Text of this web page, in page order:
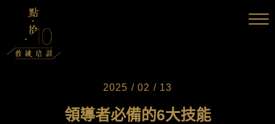
2025 / 02 / 13
領導者必備的6大技能